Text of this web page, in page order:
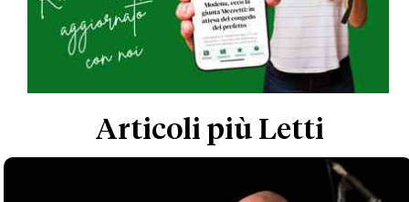
Articoli più Letti